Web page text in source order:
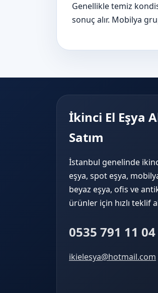
Genellikle temiz
sonuç alır. Mobilya
İkinci El Eşya
Satım
İstanbul genelinde
eşya, spot eşya,
beyaz eşya, ofis ve
ürünler için hızlı teklif
0535 791 11 04
ikielesya@hotmail.com